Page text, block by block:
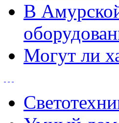
В Амурской
Могут ли